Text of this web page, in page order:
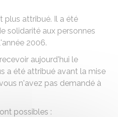
plus attribué. Il a été
solidarité aux personnes
2006.
aujourd'hui le
a été attribué avant la mise
n'avez pas demandé à
possibles :